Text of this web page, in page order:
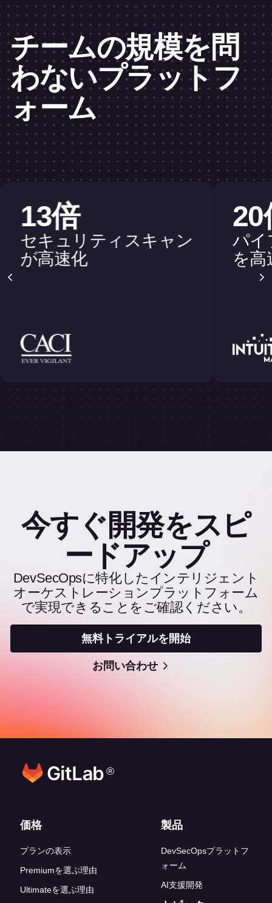
チームの規模を問
わないプラットフ
ォーム
13倍
セキュリティスキャン
が高速化
20
パイ
を高
今すぐ開発をスピ
ードアップ
DevSecOpsに特化したインテリジェント
オーケストレーションプラットフォーム
で実現できることをご確認ください。
無料トライアルを開始
お問い合わせ
®
フッターリンク
価格
プランの表示
Premiumを選ぶ理由
Ultimateを選ぶ理由
製品
DevSecOpsプラットフ
ォーム
AI支援開発